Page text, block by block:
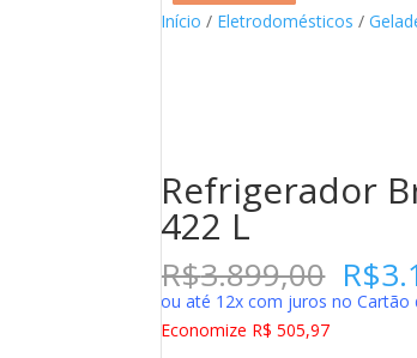
Início / Eletrodomésticos /
Refrigerador
422 L
R$3.899,00 O
R$
ou até 12x com juros no Cartão
Economize R$ 505,97